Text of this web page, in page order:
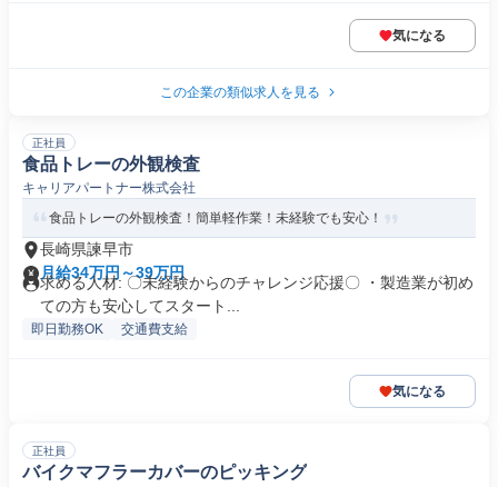
気になる
この企業の類似求人を見る
正社員
食品トレーの外観検査
キャリアパートナー株式会社
食品トレーの外観検査！簡単軽作業！未経験でも安心！
長崎県諫早市
月給34万円～39万円
求める人材: 〇未経験からのチャレンジ応援〇 ・製造業が初め
ての方も安心してスタート...
即日勤務OK 交通費支給
気になる
正社員
バイクマフラーカバーのピッキング